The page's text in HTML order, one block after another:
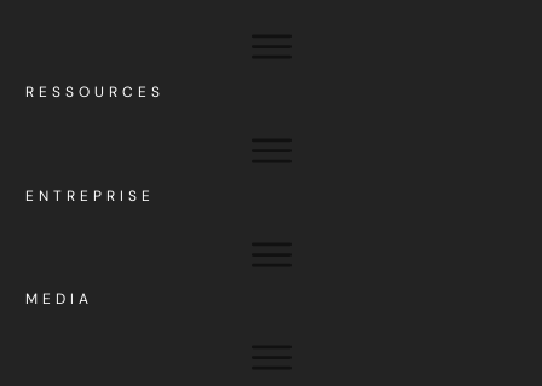
RESSOURCES
ENTREPRISE
MEDIA